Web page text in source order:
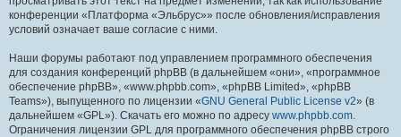
конференции «Платформа «Эльбрус»» после обновления/исправления
условий означает ваше согласие с ними.
Наши форумы работают под управлением программного обеспечения
для создания конференций phpBB (в дальнейшем «они», «программное
обеспечение phpBB», «www.phpbb.com», «phpBB Limited», «phpBB
Teams»), выпущенного по лицензии «GNU General Public License v2» (в
дальнейшем «GPL»). Скачать его можно по адресу www.phpbb.com.
Ограничения лицензии GPL для программного обеспечения phpBB строго